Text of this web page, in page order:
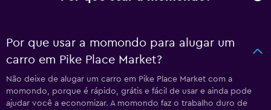
Por que usar a momondo para alugar um
carro em Pike Place Market?
Não deixe de alugar um carro em Pike Place Market com a
momondo, porque é rápido, grátis e fácil de usar e ainda pode
ajudar você a economizar. A momondo faz o trabalho duro de